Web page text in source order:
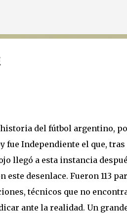
del fútbol argentino,
fue Independiente el que,
llegó a esta instancia
desenlace. Fueron 113
técnicos que no
ante la realidad. Un